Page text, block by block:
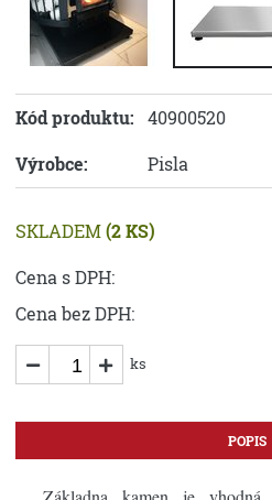
Kód produktu: 40900520
Výrobce:
Pisla
SKLADEM(2 KS)
Cena s DPH:
Cena bez DPH:
ks
POPIS